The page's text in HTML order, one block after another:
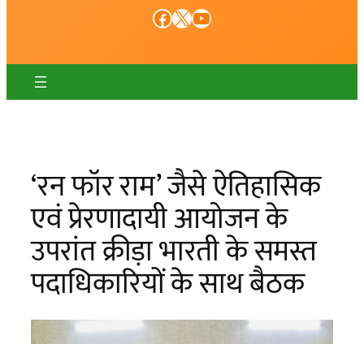
Facebook X YouTube
‘रन फॉर राम’ जैसे ऐतिहासिक
एवं प्रेरणादायी आयोजन के
उपरांत क्रीड़ा भारती के समस्त
पदाधिकारियों के साथ बैठक